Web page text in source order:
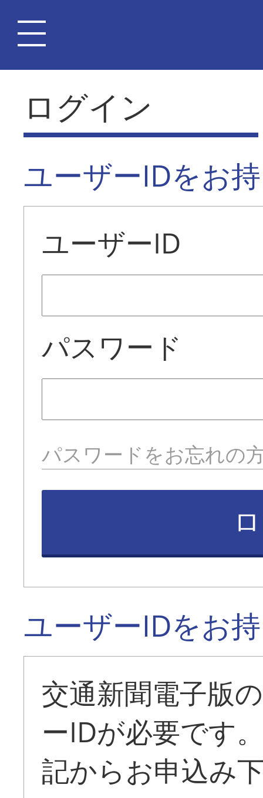
ログイン
ユーザーIDをお
ユーザーID
パスワード
パスワードをお忘れの
ユーザーIDをお
交通新聞電子版
ーIDが必要です
記からお申込み